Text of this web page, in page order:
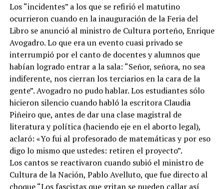
Los “incidentes” a los que se refirió el matutino
ocurrieron cuando en la inauguración de la Feria del
Libro se anunció al ministro de Cultura porteño, Enrique
Avogadro. Lo que era un evento cuasi privado se
interrumpió por el canto de docentes y alumnos que
habían logrado entrar a la sala: “Señor, señora, no sea
indiferente, nos cierran los terciarios en la cara de la
gente”. Avogadro no pudo hablar. Los estudiantes sólo
hicieron silencio cuando habló la escritora Claudia
Piñeiro que, antes de dar una clase magistral de
literatura y política (haciendo eje en el aborto legal),
aclaró: «Yo fui al profesorado de matemáticas y por eso
digo lo mismo que ustedes: retiren el proyecto”.
Los cantos se reactivaron cuando subió el ministro de
Cultura de la Nación, Pablo Avelluto, que fue directo al
choque “Los fascistas que gritan se pueden callar así